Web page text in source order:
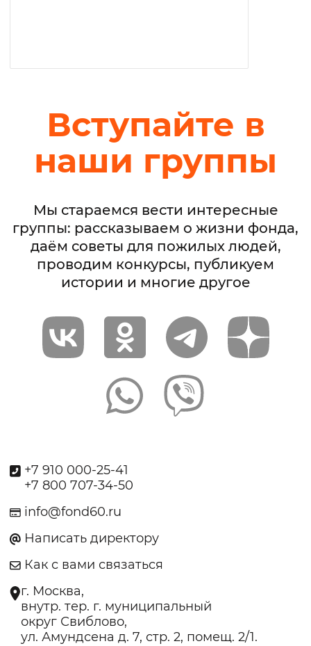
Вступайте в
наши группы
Мы стараемся вести интересные
группы: рассказываем о жизни фонда,
даём советы для пожилых людей,
проводим конкурсы, публикуем
истории и многие другое
+7 910 000-25-41
+7 800 707-34-50
info@fond60.ru
Написать директору
Как с вами связаться
г. Москва,
внутр. тер. г. муниципальный
округ Свиблово,
ул. Амундсена д. 7, стр. 2, помещ. 2/1.